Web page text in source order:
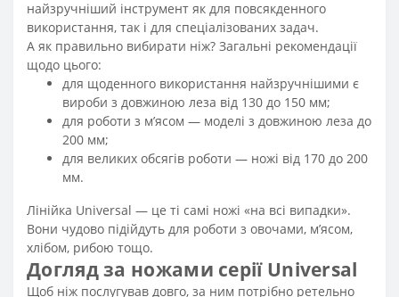
найзручніший інструмент як для повсякденного
використання, так і для спеціалізованих задач.
А як правильно вибирати ніж? Загальні рекомендації
щодо цього:
для щоденного використання найзручнішими є
вироби з довжиною леза від 130 до 150 мм;
для роботи з м’ясом — моделі з довжиною леза до
200 мм;
для великих обсягів роботи — ножі від 170 до 200
мм.
Лінійка Universal — це ті самі ножі «на всі випадки».
Вони чудово підійдуть для роботи з овочами, м’ясом,
хлібом, рибою тощо.
Догляд за ножами серії Universal
Щоб ніж послугував довго, за ним потрібно ретельно